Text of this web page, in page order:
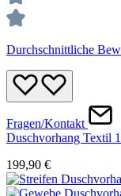
Durchschnittliche
Fragen/Kontakt
Duschvorhang Textil
199,90 €